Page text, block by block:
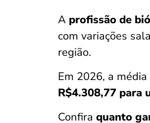
A profissão de
com variações
região.
Em 2026, a
R$4.308,77 para
Confira quanto